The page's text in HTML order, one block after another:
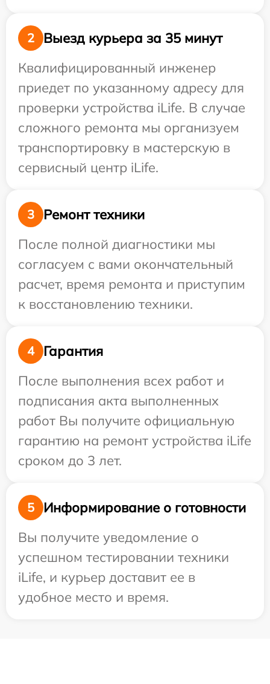
2
Выезд курьера за 35 минут
Квалифицированный инженер
приедет по указанному адресу для
проверки устройства iLife. В случае
сложного ремонта мы организуем
транспортировку в мастерскую в
сервисный центр iLife.
3
Ремонт техники
После полной диагностики мы
согласуем с вами окончательный
расчет, время ремонта и приступим
к восстановлению техники.
4
Гарантия
После выполнения всех работ и
подписания акта выполненных
работ Вы получите официальную
гарантию на ремонт устройства iLife
сроком до 3 лет.
5
Информирование о готовности
Вы получите уведомление о
успешном тестировании техники
iLife, и курьер доставит ее в
удобное место и время.